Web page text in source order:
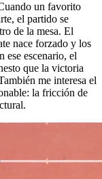
un favorito
el partido se
de la mesa. El
nace forzado y los
ese escenario, el
que la victoria
me interesa el
la fricción de